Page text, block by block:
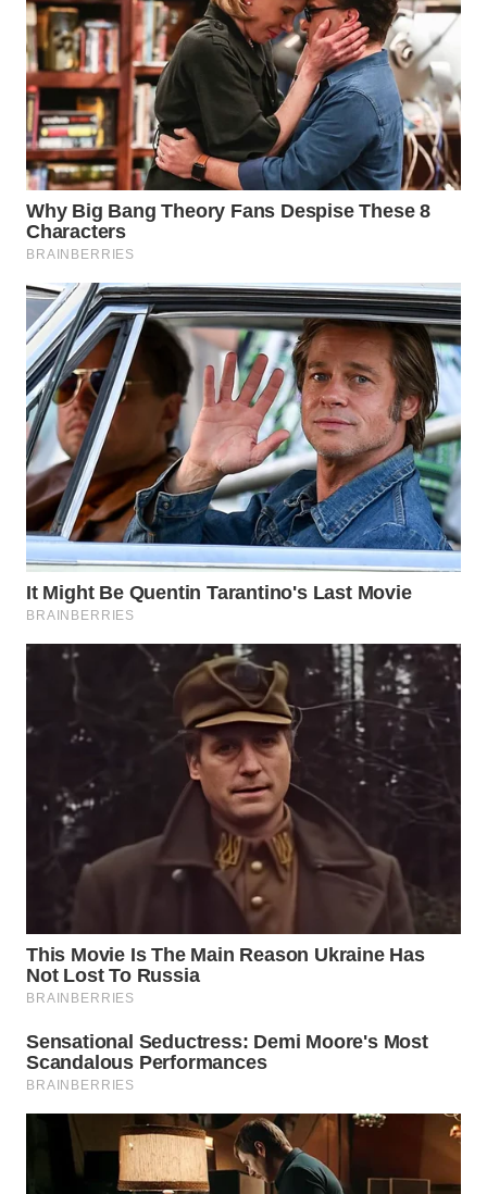
WN
INDRAMAYU
WN
KUNINGAN
WN
MAJALENGKA
WN
SUBANG
WN
SUKABUMI
WN
PURWAKARTA
WN
PRIANGAN
TIMUR
WN
SEMARANG
SOLO
WN
BOROBUDUR
WN
WN
SURABAYA
NATUNA
BINTAN